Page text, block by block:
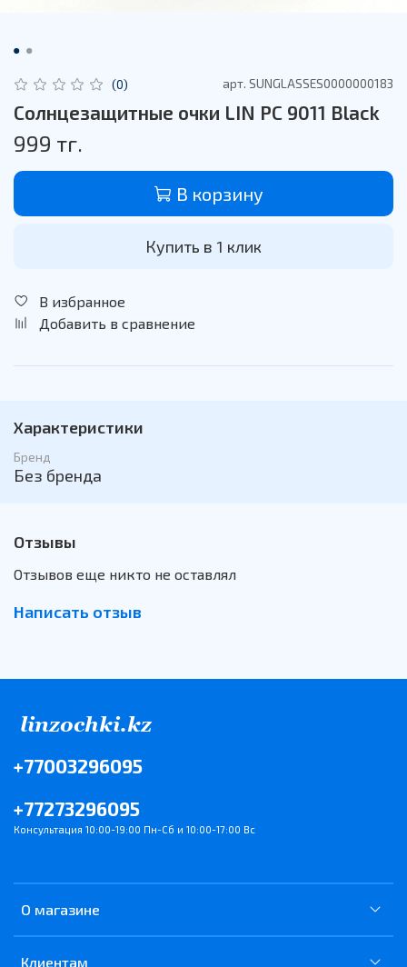
(0) арт. SUNGLASSES0000000183
Солнцезащитные очки LIN PC 9011 Black
999 тг.
В корзину
Купить в 1 клик
В избранное
Добавить в сравнение
Характеристики
Бренд
Без бренда
Отзывы
Отзывов еще никто не оставлял
Написать отзыв
О магазине
Клиентам
+77003296095
+77273296095
Консультация 10:00-19:00 Пн-Сб и 10:00-17:00 Вс